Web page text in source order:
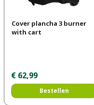
Cover plancha 3 burner
with cart
€ 62,99
Bestellen